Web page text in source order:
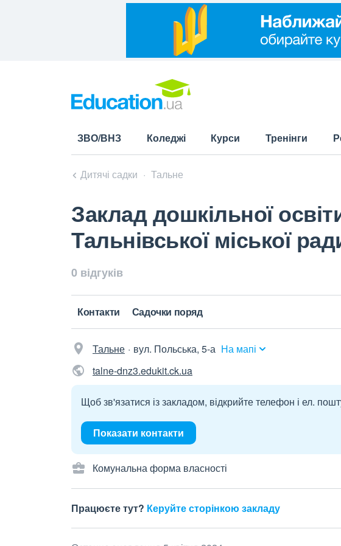
ЗВО/ВНЗ Коледжі Курси Тренінги
Дитячі садки Тальне
Заклад дошкільної
Тальнівської міської
0 відгуків
Контакти Садочки поряд
Тальне вул. Польська, 5-а На мапі
talne-dnz3.edukit.ck.ua
Щоб зв'язатися із закладом, відкрийте телефон і ел.
Показати контакти
Комунальна форма власності
Працюєте тут? Керуйте сторінкою закладу